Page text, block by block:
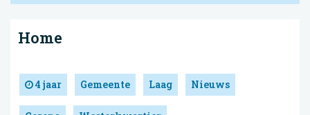
Home
4 jaar Gemeente Laag Nieuws